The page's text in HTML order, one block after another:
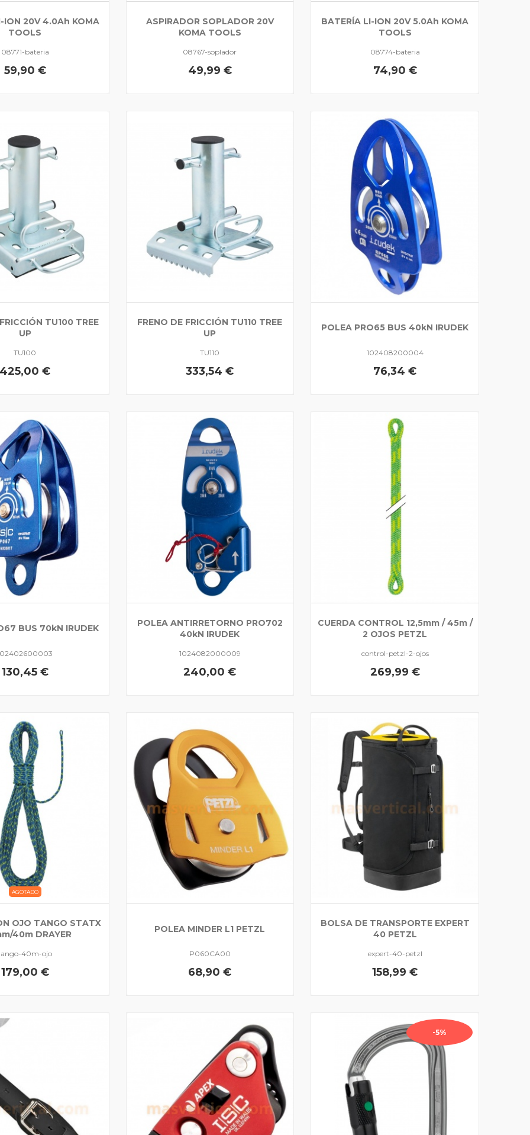
ION 20V 4.0Ah KOMA
TOOLS
08771-bateria
59,90 €
ASPIRADOR SOPLADOR 20V
KOMA TOOLS
08767-soplador
49,99 €
BATERÍA LI-ION 20V 5.0Ah KOMA
TOOLS
08774-bateria
74,90 €
TU100 TREE
UP
TU100
425,00 €
FRENO DE FRICCIÓN TU110 TREE
UP
TU110
333,54 €
POLEA PRO65 BUS 40kN IRUDEK
102408200004
76,34 €
BUS 70kN IRUDEK
130,45 €
POLEA ANTIRRETORNO PRO702
40kN IRUDEK
1024082000009
240,00 €
CUERDA CONTROL 12,5mm / 45m /
2 OJOS PETZL
control-petzl-2-ojos
269,99 €
AGOTADO
OJO TANGO STATX
40m DRAYER
40m-ojo
179,00 €
POLEA MINDER L1 PETZL
P060CA00
68,90 €
BOLSA DE TRANSPORTE EXPERT
40 PETZL
expert-40-petzl
158,99 €
-5%